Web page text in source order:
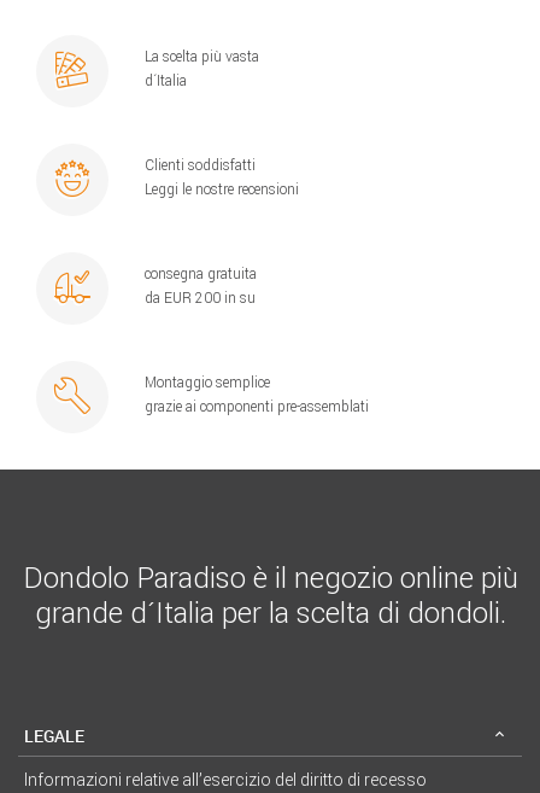
La scelta più vasta
d´Italia
Clienti soddisfatti
Leggi le nostre recensioni
consegna gratuita
da EUR 200 in su
Montaggio semplice
grazie ai componenti pre-assemblati
Dondolo Paradiso è il negozio online più
grande d´Italia per la scelta di dondoli.
LEGALE
Informazioni relative all’esercizio del diritto di recesso